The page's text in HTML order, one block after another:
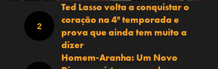
Ted Lasso volta a conquistar o
coração na 4ª temporada e
prova que ainda tem muito a
dizer
Homem-Aranha: Um Novo